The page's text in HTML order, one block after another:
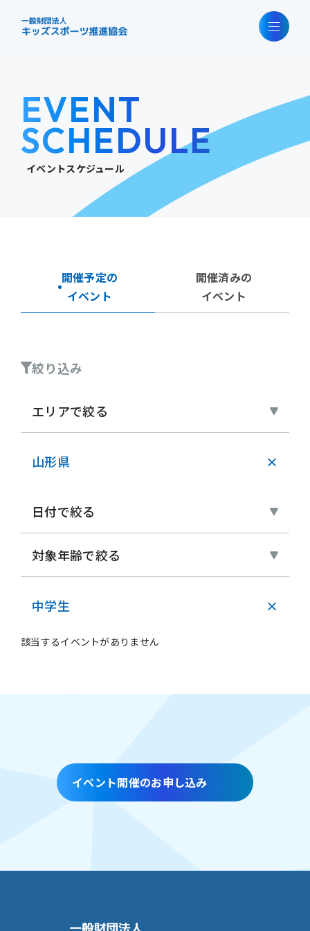
EVENT
SCHEDULE
イベントスケジュール
開催予定の
イベント
開催済みの
イベント
絞り込み
エリアで絞る
山形県 ×
日付で絞る
対象年齢で絞る
中学生 ×
該当するイベントがありません
イベント開催のお申し込み